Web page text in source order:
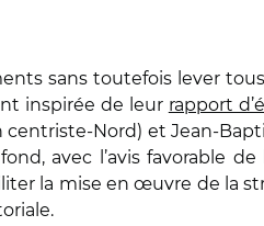
sans toutefois lever
inspirée de leur rapport
Nord) et Jean-
avec l’avis favorable
la mise en œuvre de la